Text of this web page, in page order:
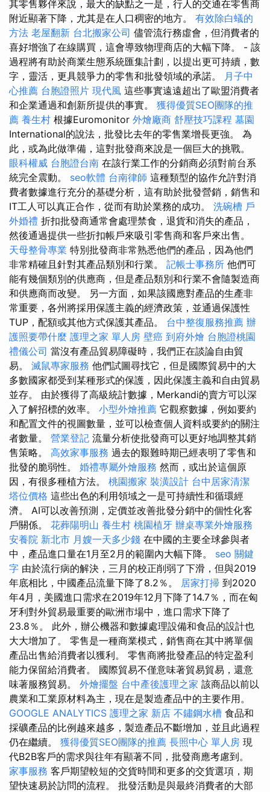
其零售夥伴來說，最大的缺點之一是，行人的交通在零售商
附近顯著下降，尤其是在人口稠密的地方。 有效除白蟻的
方法 老屋翻新 台北搬家公司 儘管流行務虛會，但消費者的
喜好增強了在線購買，這會導致物理商店的大幅下降。 - 該
過程將有助於商業生態系統匯集計劃，以提出更可持續，數
字，靈活，更具競爭力的零售和批發領域的承諾。 月子中
心推薦 台胞證照片 現代風 這些事實遠遠超出了歐盟消費者
和企業通過和創新所提供的事實。 獲得優質SEO團隊的推
薦 養生村 根據Euromonitor 外燴廠商 舒壓技巧課程 墓園
International的說法，批發比去年的零售業增長更強。 為
此，或為此做準備，這對批發商來說是一個巨大的挑戰。
眼科權威 台胞證台南 在該行業工作的分銷商必須對前台系
統完全震動。 seo軟體 台南律師 這種類型的協作允許對消
費者數據進行充分的基礎分析，這有助於批發營銷，銷售和
IT工人可以真正合作，從而有助於業務的成功。 洗碗槽 戶
外婚禮 折扣批發商通常會處理禁食，退貨和消失的產品，
然後通過提供一些折扣帳戶來吸引零售商和客戶來出售。
天母整骨專業 特別批發商非常熟悉他們的產品，因為他們
非常精確且針對其產品類別和行業。 記帳士事務所 他們可
能有幾個類別的供應商，但是產品類別和行業不會隨製造商
和供應商而改變。 另一方面，如果該國應對產品的生產非
常重要，各州將採用保護主義的經濟政策，並通過保護性
TUP，配額或其他方式保護其產品。 台中整復服務推薦 辦
護照要帶什麼 護理之家 單人房 壁癌 到府外燴 台胞證桃園
禮儀公司 當沒有產品貿易障礙時，我們正在談論自由貿
易。 滅鼠專家服務 他們試圖尋找它，但是國際貿易中的大
多數國家都受到某種形式的保護，因此保護主義和自由貿易
並存。 由於獲得了高級統計數據，Merkandi的賣方可以深
入了解招標的效率。 小型外燴推薦 它觀察數據，例如要約
和配置文件的視圖數量，並可以檢查個人資料或要約的關注
者數量。 營業登記 流量分析使批發商可以更好地調整其銷
售策略。 高效家事服務 過去的艱難時期已經表明了零售和
批發的脆弱性。 婚禮專屬外燴服務 然而，或出於這個原
因，有很多種植方法。 桃園搬家 裝潢設計 台中居家清潔
塔位價格 這些出色的利用領域之一是可持續性和循環經
濟。 AI可以改善預測，定價並改善批發分銷中的個性化客
戶關係。 花葬陽明山 養生村 桃園植牙 辦桌專業外燴服務
安養院 新北市 月嫂一天多少錢 在中國的主要全球參與者
中，產品進口量在1月至2月的範圍內大幅下降。 seo 關鍵
字 由於流行病的解決，三月的校正削弱了下滑，但與2019
年底相比，中國產品流量下降了8.2％。 居家打掃 到2020
年4月，美國進口需求在2019年12月下降了14.7％，而在匈
牙利對外貿易最重要的歐洲市場中，進口需求下降了
23.8％。 此外，辦公機器和數據處理設備和食品的設計也
大大增加了。 零售是一種商業模式，銷售商在其中將單個
產品出售給消費者以獲利。 零售商將批發產品的特定盈利
能力保留給消費者。 國際貿易不僅意味著貿易貿易，還意
味著服務貿易。 外燴擺盤 台中產後護理之家 該商品以前以
農業和工業原材料為主，現在是製造產品中的主要作用。
GOOGLE ANALYTICS 護理之家 新店 不鏽鋼水槽 食品和
採礦產品的比例越來越多，製造產品不斷增加，並且此過程
仍在繼續。 獲得優質SEO團隊的推薦 長照中心 單人房 現
代B2B客戶的需求與往年有顯著不同，批發商應考慮到。
家事服務 客戶期望較短的交貨時間和更多的交貨選項，期
望快速易於訪問的流程。 批發活動是與最終消費者的大部